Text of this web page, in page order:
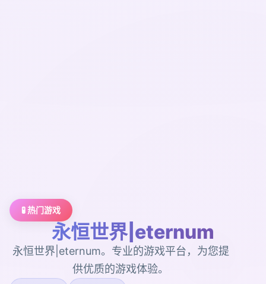
🧪 热门游戏
永恒世界|eternum
永恒世界|eternum。专业的游戏平台，为您提
供优质的游戏体验。